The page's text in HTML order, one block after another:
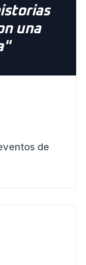
una
de